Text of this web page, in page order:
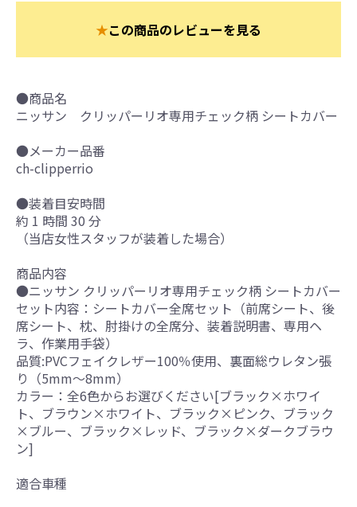
★この商品のレビューを見る
●商品名
ニッサン クリッパーリオ専用チェック柄 シートカバー
●メーカー品番
ch-clipperrio
●装着目安時間
約 1 時間 30 分
（当店女性スタッフが装着した場合）
商品内容
●ニッサン クリッパーリオ専用チェック柄 シートカバー
セット内容：シートカバー全席セット（前席シート、後
席シート、枕、肘掛けの全席分、装着説明書、専用ヘ
ラ、作業用手袋）
品質:PVCフェイクレザー100％使用、裏面総ウレタン張
り（5mm～8mm）
カラー：全6色からお選びください[ブラック×ホワイ
ト、ブラウン×ホワイト、ブラック×ピンク、ブラック
×ブルー、ブラック×レッド、ブラック×ダークブラウ
ン]
適合車種